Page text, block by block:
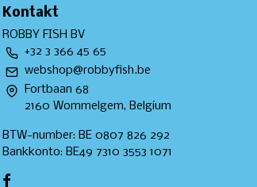
Kontakt
ROBBY FISH BV
+32 3 366 45 65
webshop@robbyfish.be
Fortbaan 68
2160 Wommelgem, Belgium
BTW-number: BE 0807 826 292
Bankkonto: BE49 7310 3553 1071